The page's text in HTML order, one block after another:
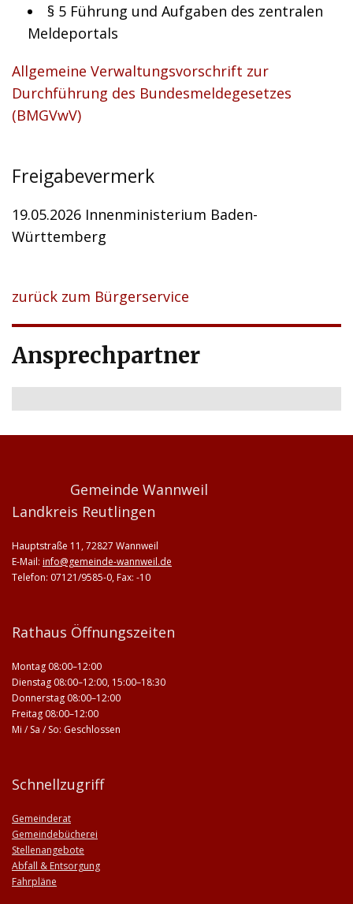
§ 5 Führung und Aufgaben des zentralen
Meldeportals
Allgemeine Verwaltungsvorschrift zur
Durchführung des Bundesmeldegesetzes
(BMGVwV)
Freigabevermerk
19.05.2026 Innenministerium Baden-
Württemberg
zurück zum Bürgerservice
Ansprechpartner
Gemeinde Wannweil
Landkreis Reutlingen
Hauptstraße 11, 72827 Wannweil
E-Mail: info@gemeinde-wannweil.de
Telefon: 07121/9585-0, Fax: -10
Rathaus Öffnungszeiten
Montag 08:00–12:00
Dienstag 08:00–12:00, 15:00–18:30
Donnerstag 08:00–12:00
Freitag 08:00–12:00
Mi / Sa / So: Geschlossen
Schnellzugriff
Gemeinderat
Gemeindebücherei
Stellenangebote
Abfall & Entsorgung
Fahrpläne